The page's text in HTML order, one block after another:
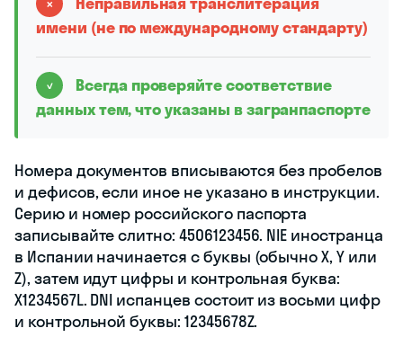
имени (не по международному стандарту)
✓
Всегда проверяйте соответствие
данных тем, что указаны в загранпаспорте
Номера документов вписываются без пробелов
и дефисов, если иное не указано в инструкции.
Серию и номер российского паспорта
записывайте слитно: 4506123456. NIE иностранца
в Испании начинается с буквы (обычно X, Y или
Z), затем идут цифры и контрольная буква:
X1234567L. DNI испанцев состоит из восьми цифр
и контрольной буквы: 12345678Z.